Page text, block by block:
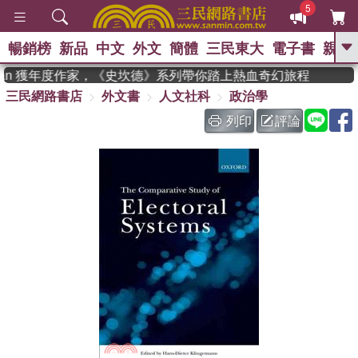
5
GO
熱搜： 東野圭吾 、 高希均教授回憶錄
The Odyssey 、 父親節 、 如果歷
史是一群喵 、 暑期推薦 、 國際布克
獎 臺灣漫遊錄 、 方念華
、 數學女孩：黎曼猜想
暢銷榜 新品 中文 外文 簡體 三民東大 電子書 親子
年度作家，《史坎德》系列帶你踏上熱血奇幻旅程
三民網路書店
外文書 人文社科
政治學
列印
評論